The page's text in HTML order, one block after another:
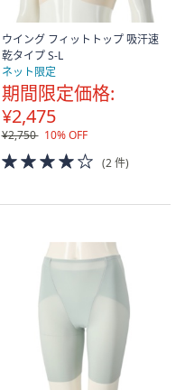
ウイング フィットトップ 吸汗速
乾タイプ S-L
ネット限定
期間限定価格:
¥2,475
¥2,750 10% OFF
4.0
of
Stars
(2 件)